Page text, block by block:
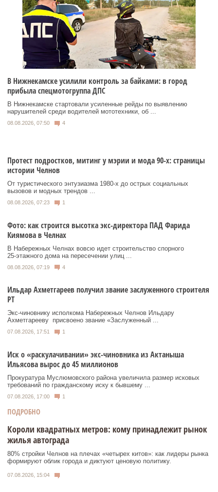
В Нижнекамске усилили контроль за байками: в город
прибыла спецмотогруппа ДПС
В Нижнекамске стартовали усиленные рейды по выявлению
нарушителей среди водителей мототехники, об ...
08.08.2026, 07:50 4
Протест подростков, митинг у мэрии и мода 90-х: страницы
истории Челнов
От туристического энтузиазма 1980‑х до острых социальных
вызовов и модных трендов ...
08.08.2026, 07:23 1
Фото: как строится высотка экс-директора ПАД Фарида
Киямова в Челнах
В Набережных Челнах вовсю идет строительство спорного
25‑этажного дома на пересечении улиц ...
08.08.2026, 07:19 4
Ильдар Ахметгареев получил звание заслуженного строителя
РТ
Экс‑чиновнику исполкома Набережных Челнов Ильдару
Ахметгарееву присвоено звание «Заслуженный ...
07.08.2026, 17:51 1
Иск о «раскулачивании» экс-чиновника из Актаныша
Ильясова вырос до 45 миллионов
Прокуратура Муслюмовского района увеличила размер исковых
требований по гражданскому иску к бывшему ...
07.08.2026, 17:00 1
ПОДРОБНО
Короли квадратных метров: кому принадлежит рынок
жилья автограда
80% стройки Челнов на плечах «четырех китов»: как лидеры рынка
формируют облик города и диктуют ценовую политику.
07.08.2026, 15:04